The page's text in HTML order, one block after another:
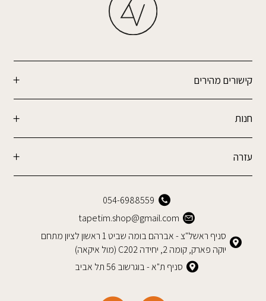
קישורים מהירים
חנות
עזרה
054-6988559
tapetim.shop@gmail.com
סניף ראשל"צ - אברהם בומה שביט 1 ראשון לציון מתחם
יוקה פארק, קומה 2, יחידה C202 (מול איקאה)
סניף ת"א - בוגרשוב 56 תל אביב